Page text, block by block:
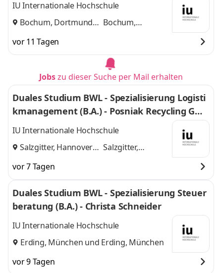
IU Internationale Hochschule
Bochum, Dortmund
Bochum,
vor 11 Tagen
Jobszu dieser Suche per Mail erhalten
Duales Studium BWL - Spezialisierung Logisti
kmanagement (B.A.) - Posniak Recycling Gmb
H
IU Internationale Hochschule
Salzgitter, Hannover
Salzgitter,
vor 7 Tagen
Duales Studium BWL - Spezialisierung Steuer
beratung (B.A.) - Christa Schneider
IU Internationale Hochschule
Erding, München und Erding, München
vor 9 Tagen